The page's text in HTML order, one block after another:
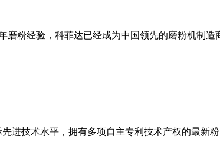
磨粉经验，科菲达已经成为中国领先的磨粉机制
进技术水平，拥有多项自主专利技术产权的最